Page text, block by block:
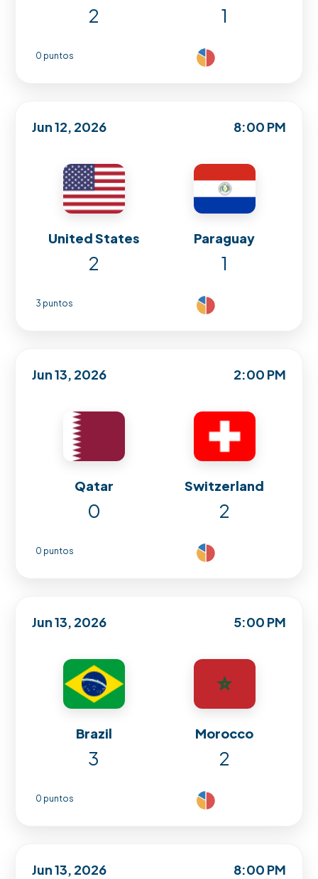
2 1
0 puntos
Jun 12, 2026 8:00 PM
United States Paraguay
2 1
3 puntos
Jun 13, 2026 2:00 PM
Qatar Switzerland
0 2
0 puntos
Jun 13, 2026 5:00 PM
Brazil Morocco
3 2
0 puntos
Jun 13, 2026 8:00 PM